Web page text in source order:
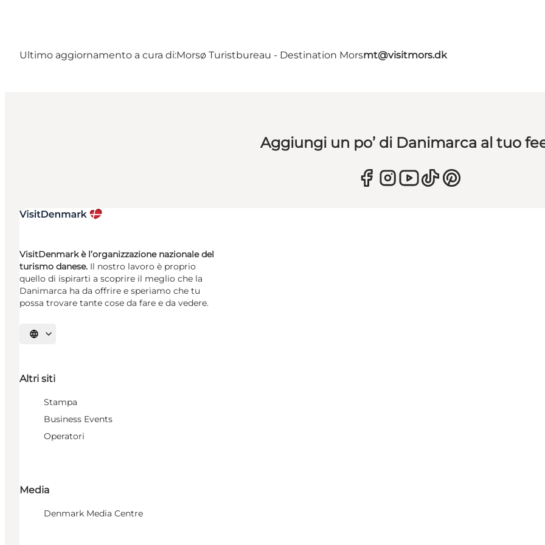
Ultimo aggiornamento a cura di:Morsø Turistbureau - Destination Morsmt@visitmors.dk
Aggiungi un po’ di Danimarca al tuo
VisitDenmark è l’organizzazione nazionale del
turismo danese. Il nostro lavoro è proprio
quello di ispirarti a scoprire il meglio che la
Danimarca ha da offrire e speriamo che tu
possa trovare tante cose da fare e da vedere.
Seleziona la lingua
Altri siti
Stampa
Business Events
Operatori
Media
Denmark Media Centre